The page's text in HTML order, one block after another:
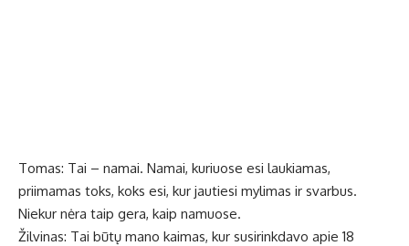
Tomas: Tai – namai. Namai, kuriuose esi laukiamas,
priimamas toks, koks esi, kur jautiesi mylimas ir svarbus.
Niekur nėra taip gera, kaip namuose.
Žilvinas: Tai būtų mano kaimas, kur susirinkdavo apie 18